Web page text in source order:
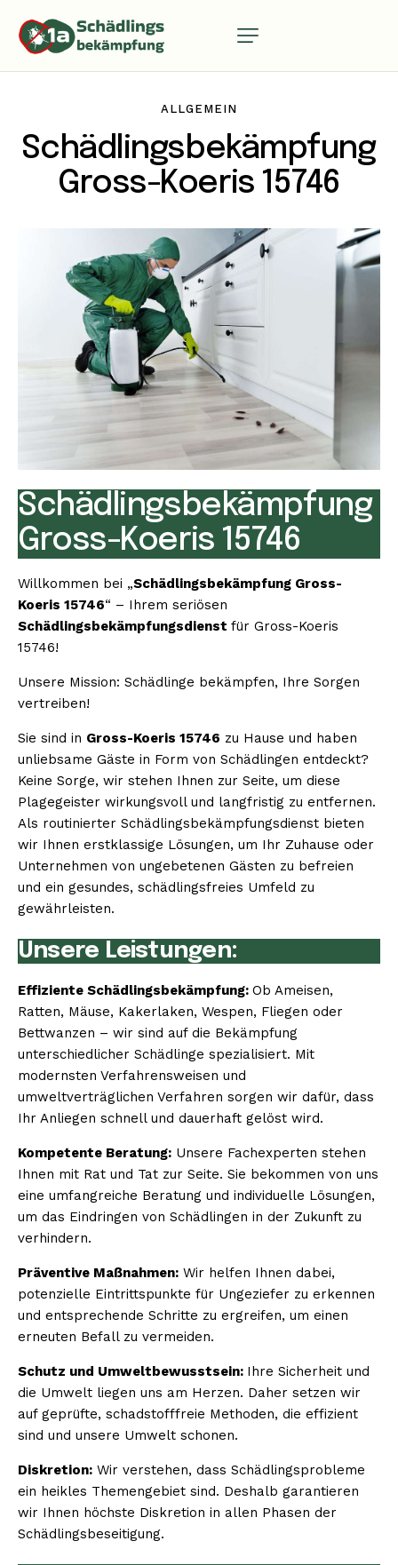
ALLGEMEIN
Schädlingsbekämpfung
Gross-Koeris 15746
Schädlingsbekämpfung
Gross-Koeris 15746
Willkommen bei „Schädlingsbekämpfung Gross-
Koeris 15746“ – Ihrem seriösen
Schädlingsbekämpfungsdienst für Gross-Koeris
15746!
Unsere Mission: Schädlinge bekämpfen, Ihre Sorgen
vertreiben!
Sie sind in Gross-Koeris 15746 zu Hause und haben
unliebsame Gäste in Form von Schädlingen entdeckt?
Keine Sorge, wir stehen Ihnen zur Seite, um diese
Plagegeister wirkungsvoll und langfristig zu entfernen.
Als routinierter Schädlingsbekämpfungsdienst bieten
wir Ihnen erstklassige Lösungen, um Ihr Zuhause oder
Unternehmen von ungebetenen Gästen zu befreien
und ein gesundes, schädlingsfreies Umfeld zu
gewährleisten.
Unsere Leistungen:
Effiziente Schädlingsbekämpfung: Ob Ameisen,
Ratten, Mäuse, Kakerlaken, Wespen, Fliegen oder
Bettwanzen – wir sind auf die Bekämpfung
unterschiedlicher Schädlinge spezialisiert. Mit
modernsten Verfahrensweisen und
umweltverträglichen Verfahren sorgen wir dafür, dass
Ihr Anliegen schnell und dauerhaft gelöst wird.
Kompetente Beratung: Unsere Fachexperten stehen
Ihnen mit Rat und Tat zur Seite. Sie bekommen von uns
eine umfangreiche Beratung und individuelle Lösungen,
um das Eindringen von Schädlingen in der Zukunft zu
verhindern.
Präventive Maßnahmen: Wir helfen Ihnen dabei,
potenzielle Eintrittspunkte für Ungeziefer zu erkennen
und entsprechende Schritte zu ergreifen, um einen
erneuten Befall zu vermeiden.
Schutz und Umweltbewusstsein: Ihre Sicherheit und
die Umwelt liegen uns am Herzen. Daher setzen wir
auf geprüfte, schadstofffreie Methoden, die effizient
sind und unsere Umwelt schonen.
Diskretion: Wir verstehen, dass Schädlingsprobleme
ein heikles Themengebiet sind. Deshalb garantieren
wir Ihnen höchste Diskretion in allen Phasen der
Schädlingsbeseitigung.